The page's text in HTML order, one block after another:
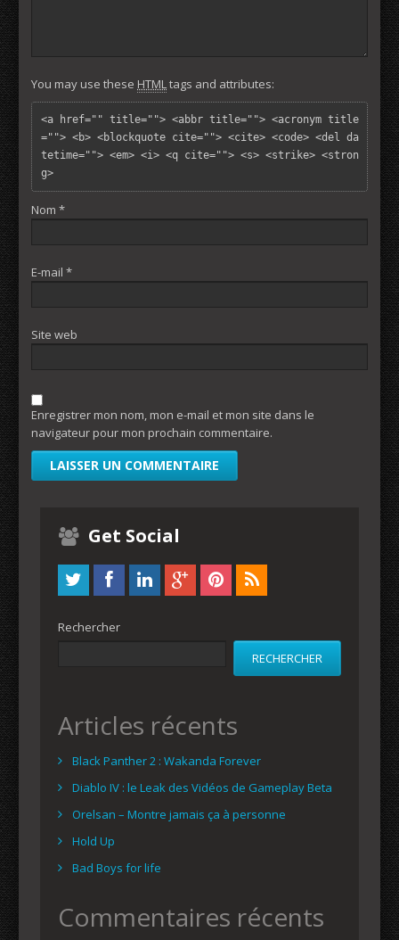
You may use these HTMLtags and attributes:
<a href="" title=""> <abbr title=""> <acronym title
=""> <b> <blockquote cite=""> <cite> <code> <del da
tetime=""> <em> <i> <q cite=""> <s> <strike> <stron
g>
Nom *
E-mail *
Site web
Enregistrer mon nom, mon e-mail et mon site dans le
navigateur pour mon prochain commentaire.
Get Social
Rechercher
RECHERCHER
Articles récents
Black Panther 2 : Wakanda Forever
Diablo IV : le Leak des Vidéos de Gameplay Beta
Orelsan – Montre jamais ça à personne
Hold Up
Bad Boys for life
Commentaires récents